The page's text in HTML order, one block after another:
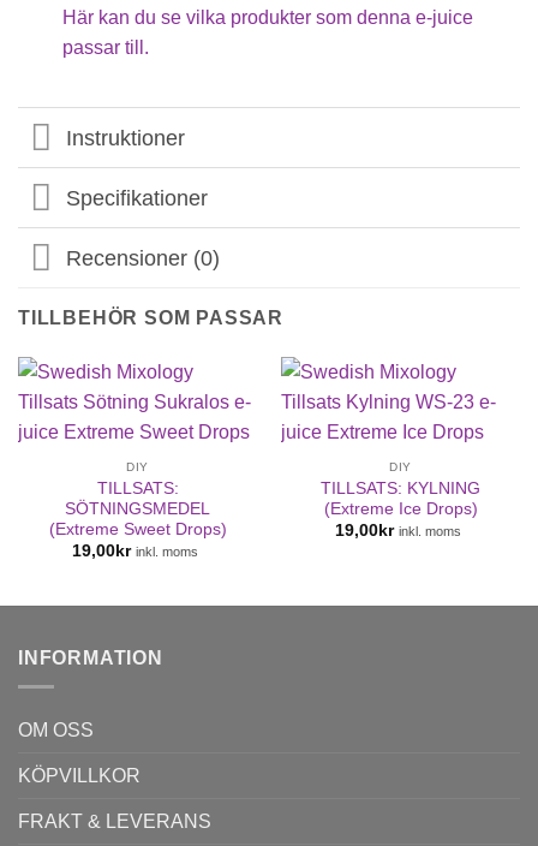
Här kan du se vilka produkter som denna e-juice
passar till.
Instruktioner
Specifikationer
Recensioner (0)
TILLBEHÖR SOM PASSAR
DIY
TILLSATS:
SÖTNINGSMEDEL
(Extreme Sweet Drops)
19,00 kr inkl. moms
DIY
TILLSATS: KYLNING
(Extreme Ice Drops)
19,00 kr inkl. moms
INFORMATION
OM OSS
KÖPVILLKOR
FRAKT & LEVERANS